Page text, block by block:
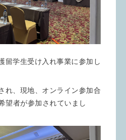
留学生受け入れ事業に参加し
れ、現地、オンライン参加合
望者が参加されていまし